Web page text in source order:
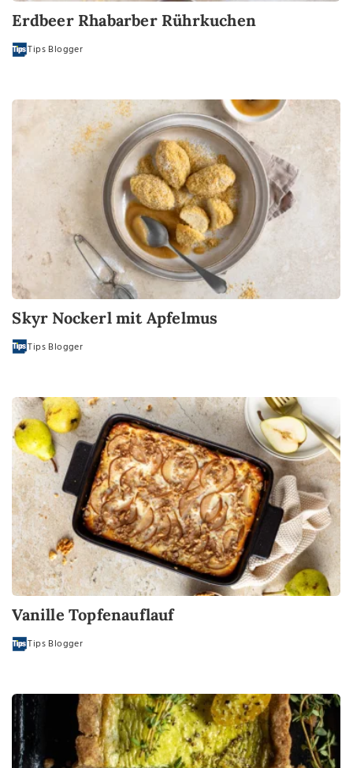
Erdbeer Rhabarber Rührkuchen
Tips Blogger
Skyr Nockerl mit Apfelmus
Tips Blogger
Vanille Topfenauflauf
Tips Blogger